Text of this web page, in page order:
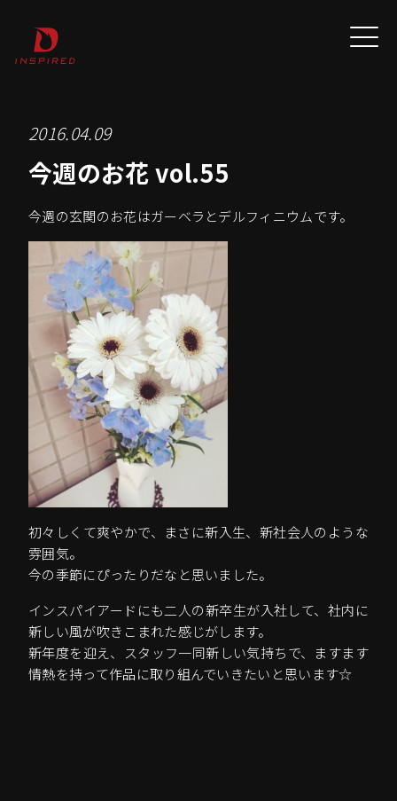
2016.04.09
今週のお花 vol.55
今週の玄関のお花はガーベラとデルフィニウムです。
初々しくて爽やかで、まさに新入生、新社会人のような
雰囲気。
今の季節にぴったりだなと思いました。
インスパイアードにも二人の新卒生が入社して、社内に
新しい風が吹きこまれた感じがします。
新年度を迎え、スタッフ一同新しい気持ちで、ますます
情熱を持って作品に取り組んでいきたいと思います☆